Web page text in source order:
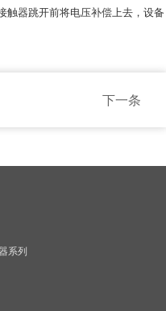
触器跳开前将电压补偿上去，设备
下一条
系列